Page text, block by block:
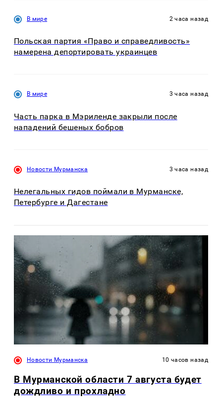
В мире 2 часа назад
Польская партия «Право и справедливость»
намерена депортировать украинцев
В мире 3 часа назад
Часть парка в Мэриленде закрыли после
нападений бешеных бобров
Новости Мурманска 3 часа назад
Нелегальных гидов поймали в Мурманске,
Петербурге и Дагестане
Новости Мурманска 10 часов назад
В Мурманской области 7 августа будет
дождливо и прохладно